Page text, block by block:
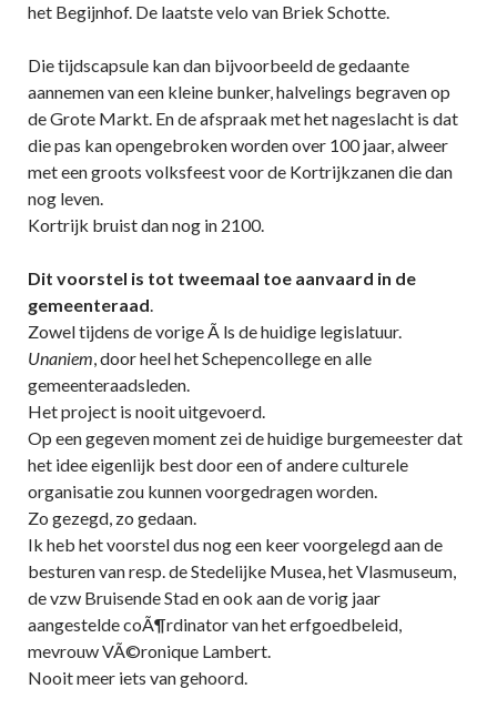
het Begijnhof. De laatste velo van Briek Schotte.
Die tijdscapsule kan dan bijvoorbeeld de gedaante
aannemen van een kleine bunker, halvelings begraven op
de Grote Markt. En de afspraak met het nageslacht is dat
die pas kan opengebroken worden over 100 jaar, alweer
met een groots volksfeest voor de Kortrijkzanen die dan
nog leven.
Kortrijk bruist dan nog in 2100.
Dit voorstel is tot tweemaal toe aanvaard in de
gemeenteraad.
Zowel tijdens de vorige Ã ls de huidige legislatuur.
Unaniem, door heel het Schepencollege en alle
gemeenteraadsleden.
Het project is nooit uitgevoerd.
Op een gegeven moment zei de huidige burgemeester dat
het idee eigenlijk best door een of andere culturele
organisatie zou kunnen voorgedragen worden.
Zo gezegd, zo gedaan.
Ik heb het voorstel dus nog een keer voorgelegd aan de
besturen van resp. de Stedelijke Musea, het Vlasmuseum,
de vzw Bruisende Stad en ook aan de vorig jaar
aangestelde coÃ¶rdinator van het erfgoedbeleid,
mevrouw VÃ©ronique Lambert.
Nooit meer iets van gehoord.